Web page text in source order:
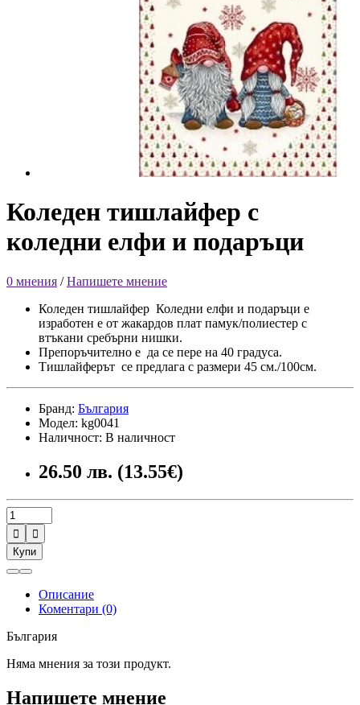
Коледен тишлайфер с
коледни елфи и подаръци
0 мнения /Напишете мнение
Коледен тишлайфер Коледни елфи и подаръци е
изработен е от жакардов плат памук/полиестер с
втъкани сребърни нишки.
Препоръчително е да се пере на 40 градуса.
Тишлайферът се предлага с размери 45 см./100см.
Бранд: България
Модел: kg0041
Наличност: В наличност
26.50 лв. (13.55€)


Купи
Описание
Коментари (0)
България
Няма мнения за този продукт.
Напишете мнение